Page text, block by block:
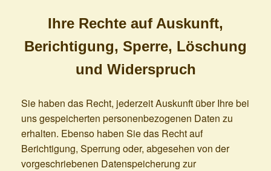
Ihre Rechte auf Auskunft,
Berichtigung, Sperre, Löschung
und Widerspruch
Sie haben das Recht, jederzeit Auskunft über Ihre bei
uns gespeicherten personenbezogenen Daten zu
erhalten. Ebenso haben Sie das Recht auf
Berichtigung, Sperrung oder, abgesehen von der
vorgeschriebenen Datenspeicherung zur